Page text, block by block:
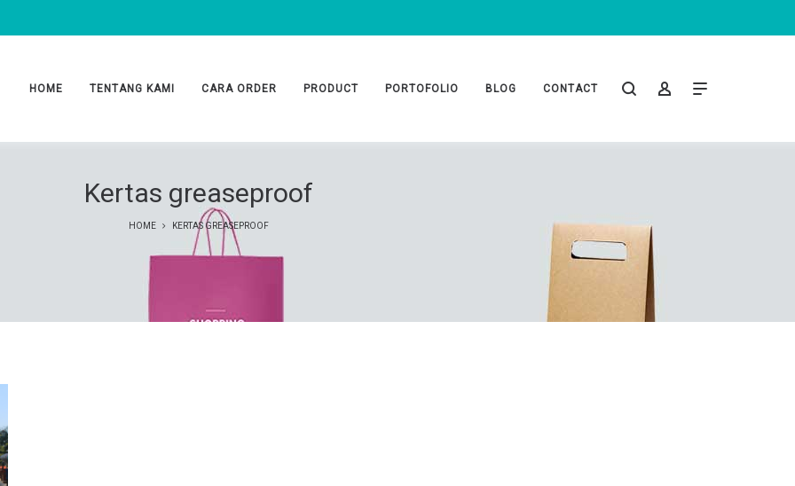
HOME TENTANG KAMI CARA ORDER PRODUCT PORTOFOLIO BLOG CONTACT
Kertas greaseproof
HOME KERTAS GREASEPROOF